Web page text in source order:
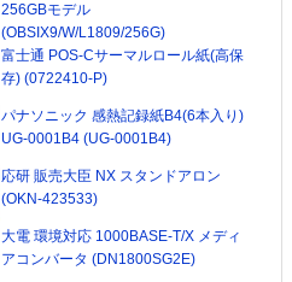
256GBモデル
(OBSIX9/W/L1809/256G)
富士通 POS-Cサーマルロール紙(高保
存) (0722410-P)
パナソニック 感熱記録紙B4(6本入り)
UG-0001B4 (UG-0001B4)
応研 販売大臣 NX スタンドアロン
(OKN-423533)
大電 環境対応 1000BASE-T/X メディ
アコンバータ (DN1800SG2E)